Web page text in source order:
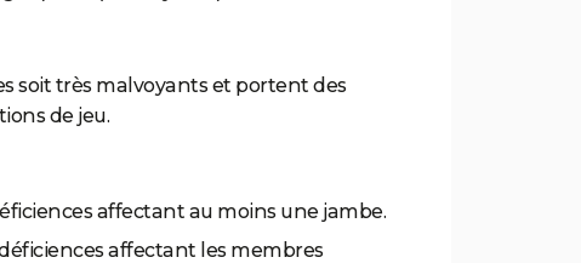
soit très malvoyants et portent des
de jeu.
affectant au moins une jambe.
affectant les membres